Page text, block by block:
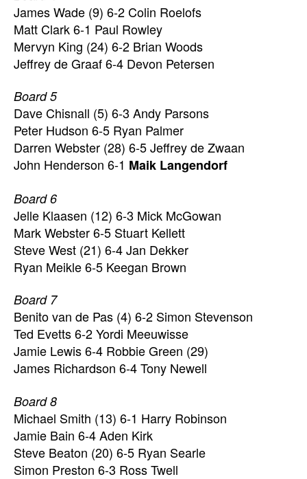
James Wade (9) 6-2 Colin Roelofs
Matt Clark 6-1 Paul Rowley
Mervyn King (24) 6-2 Brian Woods
Jeffrey de Graaf 6-4 Devon Petersen
Board 5
Dave Chisnall (5) 6-3 Andy Parsons
Peter Hudson 6-5 Ryan Palmer
Darren Webster (28) 6-5 Jeffrey de Zwaan
John Henderson 6-1 Maik Langendorf
Board 6
Jelle Klaasen (12) 6-3 Mick McGowan
Mark Webster 6-5 Stuart Kellett
Steve West (21) 6-4 Jan Dekker
Ryan Meikle 6-5 Keegan Brown
Board 7
Benito van de Pas (4) 6-2 Simon Stevenson
Ted Evetts 6-2 Yordi Meeuwisse
Jamie Lewis 6-4 Robbie Green (29)
James Richardson 6-4 Tony Newell
Board 8
Michael Smith (13) 6-1 Harry Robinson
Jamie Bain 6-4 Aden Kirk
Steve Beaton (20) 6-5 Ryan Searle
Simon Preston 6-3 Ross Twell